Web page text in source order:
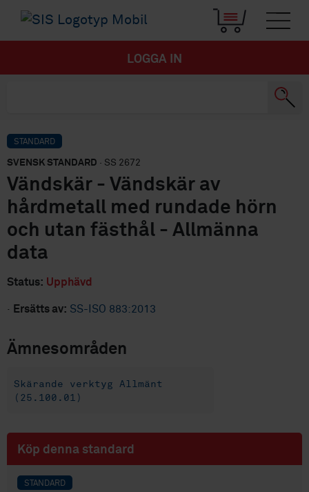
LOGGA IN
STANDARD
SVENSK STANDARD · SS 2672
Vändskär - Vändskär av
hårdmetall med rundade hörn
och utan fästhål - Allmänna
data
Status: Upphävd
· Ersätts av: SS-ISO 883:2013
Ämnesområden
Skärande verktyg Allmänt
(25.100.01)
Köp denna standard
STANDARD